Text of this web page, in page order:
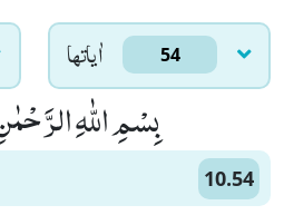
اٰياتها 54
بِسْمِ اللّٰهِ
10.54